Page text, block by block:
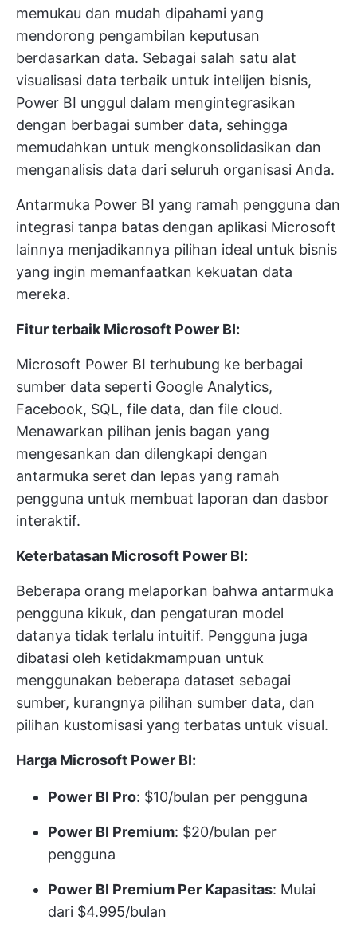
memukau dan mudah dipahami yang
mendorong pengambilan keputusan
berdasarkan data. Sebagai salah satu alat
visualisasi data terbaik untuk intelijen bisnis,
Power BI unggul dalam mengintegrasikan
dengan berbagai sumber data, sehingga
memudahkan untuk mengkonsolidasikan dan
menganalisis data dari seluruh organisasi Anda.
Antarmuka Power BI yang ramah pengguna dan
integrasi tanpa batas dengan aplikasi Microsoft
lainnya menjadikannya pilihan ideal untuk bisnis
yang ingin memanfaatkan kekuatan data
mereka.
Fitur terbaik Microsoft Power BI:
Microsoft Power BI terhubung ke berbagai
sumber data seperti Google Analytics,
Facebook, SQL, file data, dan file cloud.
Menawarkan pilihan jenis bagan yang
mengesankan dan dilengkapi dengan
antarmuka seret dan lepas yang ramah
pengguna untuk membuat laporan dan dasbor
interaktif.
Keterbatasan Microsoft Power BI:
Beberapa orang melaporkan bahwa antarmuka
pengguna kikuk, dan pengaturan model
datanya tidak terlalu intuitif. Pengguna juga
dibatasi oleh ketidakmampuan untuk
menggunakan beberapa dataset sebagai
sumber, kurangnya pilihan sumber data, dan
pilihan kustomisasi yang terbatas untuk visual.
Harga Microsoft Power BI:
Power BI Pro: $10/bulan per pengguna
Power BI Premium: $20/bulan per
pengguna
Power BI Premium Per Kapasitas: Mulai
dari $4.995/bulan